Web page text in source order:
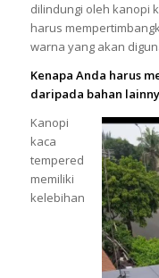
dilindungi oleh kanopi
harus
warna yang akan
Kenapa Anda harus
daripada bahan
Kanopi
kaca
tempered
memiliki
kelebihan